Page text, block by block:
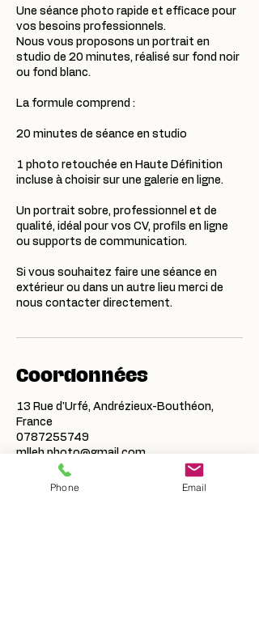
Une séance photo rapide et efficace pour
vos besoins professionnels.
Nous vous proposons un portrait en
studio de 20 minutes, réalisé sur fond noir
ou fond blanc.
La formule comprend :
20 minutes de séance en studio
1 photo retouchée en Haute Définition
incluse à choisir sur une galerie en ligne.
Un portrait sobre, professionnel et de
qualité, idéal pour vos CV, profils en ligne
ou supports de communication.
Si vous souhaitez faire une séance en
extérieur ou dans un autre lieu merci de
nous contacter directement.
Coordonnées
13 Rue d'Urfé, Andrézieux-Bouthéon,
France
0787255749
mlleh.photo@gmail.com
Phone Email